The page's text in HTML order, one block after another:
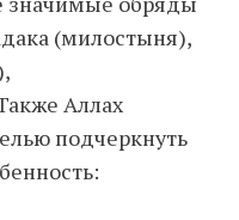
(милостыня),
Аллах
подчеркнуть